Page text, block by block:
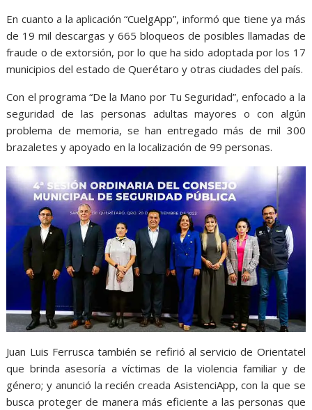
En cuanto a la aplicación “CuelgApp”, informó que tiene ya más
de 19 mil descargas y 665 bloqueos de posibles llamadas de
fraude o de extorsión, por lo que ha sido adoptada por los 17
municipios del estado de Querétaro y otras ciudades del país.
Con el programa “De la Mano por Tu Seguridad”, enfocado a la
seguridad de las personas adultas mayores o con algún
problema de memoria, se han entregado más de mil 300
brazaletes y apoyado en la localización de 99 personas.
Juan Luis Ferrusca también se refirió al servicio de Orientatel
que brinda asesoría a víctimas de la violencia familiar y de
género; y anunció la recién creada AsistenciApp, con la que se
busca proteger de manera más eficiente a las personas que